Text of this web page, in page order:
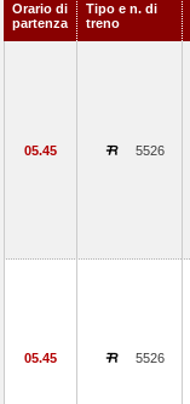
Orario di
partenza
Tipo e n. di
treno
05.45 5526
05.45 5526